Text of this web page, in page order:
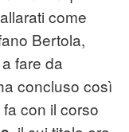
come
Bertola,
fare da
concluso così
con il corso